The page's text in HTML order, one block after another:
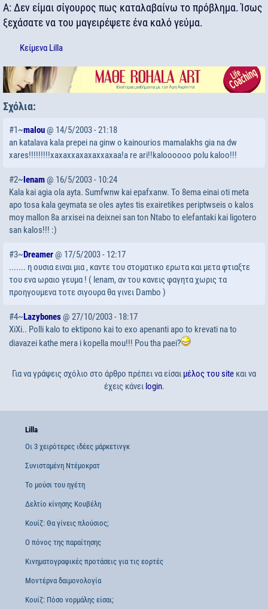
Α: Δεν είμαι σίγουρος πως καταλαβαίνω το πρόβλημα. Ίσως
ξεχάσατε να του μαγειρέψετε ένα καλό γεύμα.
Κείμενα Lilla
Σχόλια:
#1~malou@ 14/5/2003 - 21:18
an katalava kala prepei na ginw o kainourios mamalakhs gia na dw
xares!!!!!!!!!xaxaxxaxaxaxxaxaa!a re ari!!kaloooooo polu kaloo!!!
#2~lenam @ 16/5/2003 - 10:24
Kala kai agia ola ayta. Sumfwnw kai epafxanw. To 8ema einai oti meta
apo tosa kala geymata se oles aytes tis exairetikes periptwseis o kalos
moy mallon 8a arxisei na deixnei san ton Ntabo to elefantaki kai ligotero
san kalos!!! :)
#3~Dreamer@ 17/5/2003 - 12:17
....... η ουσια ειναι μια , καντε του στοματικο ερωτα και μετα φτιαξτε
του ενα ωραιο γευμα ! ( lenam, αν του κανεις φαγητα χωρις τα
προηγουμενα τοτε σιγουρα θα γινει Dambo )
#4~Lazybones @ 27/10/2003 - 18:17
XiXi.. Polli kalo to ektipono kai to exo apenanti apo to krevati na to
diavazei kathe mera i kopella mou!!! Pou tha paei?
Για να γράψεις σχόλιο στο άρθρο πρέπει να είσαι μέλος του site και να
έχεις κάνει login.
Lilla
Οι 3 χειρότερες ιδέες μάρκετινγκ
Συνισταμένη Ντέμοκρατ
Το μούσι του ηγέτη
Δελτίο κίνησης Κουβέλη
Κουίζ: Θα γίνεις πλούσιος;
Ο πόνος της παραίτησης
Κινηματογραφικές προτάσεις για τις εορτές
Μοντέρνα δαιμονολογία
Κουίζ: Πόσο νορμάλης είσαι;